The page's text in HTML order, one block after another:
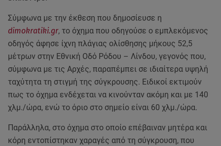
Σύμφωνα με την έκθεση που δημοσίευσε η
dimokratiki.gr, το όχημα που οδηγούσε ο εμπλεκόμενος
οδηγός άφησε ίχνη πλάγιας ολίσθησης μήκους 52,5
μέτρων στην Εθνική Οδό Ρόδου – Λίνδου, γεγονός που,
σύμφωνα με τις Αρχές, παραπέμπει σε ιδιαίτερα υψηλή
ταχύτητα τη στιγμή της σύγκρουσης. Ειδικοί εκτιμούν
πως το όχημα ενδέχεται να κινούνταν ακόμη και με 140
χλμ./ώρα, ενώ το όριο στο σημείο είναι 60 χλμ./ώρα.
Παράλληλα, στο όχημα στο οποίο επέβαιναν μητέρα και
κόρη εντοπίστηκαν χαραγές από τη σύγκρουση, που